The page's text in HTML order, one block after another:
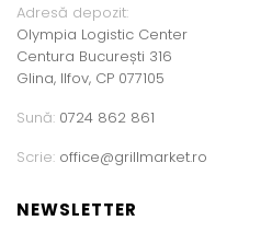
Adresă depozit:
Olympia Logistic Center
Centura București 316
Glina, Ilfov, CP 077105
Sună: 0724 862 861
Scrie: office@grillmarket.ro
NEWSLETTER